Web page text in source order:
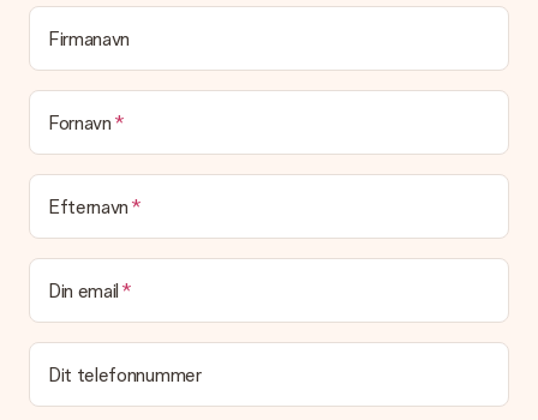
hvem du skal takke for denne dejlige overraskelse.
Er min gave indpakket?
I øjeblikket har vi (endnu) ikke en gaveindpakningstjeneste til
at pakke din gave. Vi leverer vores gaver i en festlig
emballage. Det betyder, at din gave er klar til at blive givet,
Leveringstid, leveringsmuligheder og
leveringsomkostninger
Kan jeg vælge en leveringsdato?
Det er ikke muligt at vælge en bestemt leveringsdato.
Hvad er leveringstiden, og hvornår modtager jeg min
gave?
Leveringstiden findes på gavens produktside. Du kan stole på,
at vores postfirma leverer din gave på denne dag.
Firmanavn
Fornavn
Efternavn
Din email
Dit telefonnummer